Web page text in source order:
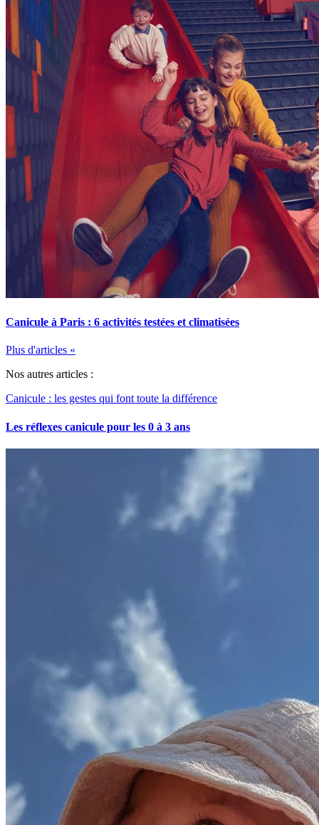
Canicule à Paris : 6 activités testées et climatisées
Plus d'articles «
Nos autres articles :
Canicule : les gestes qui font toute la différence
Les réflexes canicule pour les 0 à 3 ans